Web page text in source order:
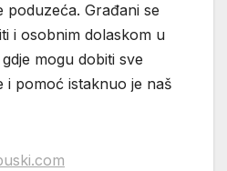
poduzeća. Građani se
i osobnim dolaskom u
mogu dobiti sve
i pomoć istaknuo je naš